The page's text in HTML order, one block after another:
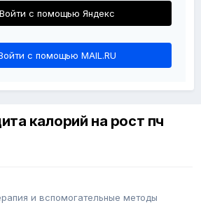
Войти с помощью Яндекс
с помощью MAIL.RU
калорий на рост пч
и вспомогательные методы